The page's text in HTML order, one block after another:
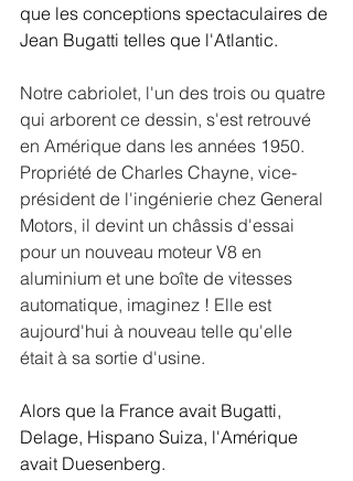
que les conceptions spectaculaires de
Jean Bugatti telles que l'Atlantic.
Notre cabriolet, l'un des trois ou quatre
qui arborent ce dessin, s'est retrouvé
en Amérique dans les années 1950.
Propriété de Charles Chayne, vice-
président de l'ingénierie chez General
Motors, il devint un châssis d'essai
pour un nouveau moteur V8 en
aluminium et une boîte de vitesses
automatique, imaginez ! Elle est
aujourd'hui à nouveau telle qu'elle
était à sa sortie d'usine.
Alors que la France avait Bugatti,
Delage, Hispano Suiza, l'Amérique
avait Duesenberg.